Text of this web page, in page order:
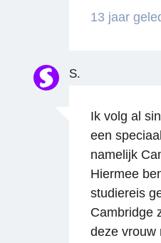
13 jaar
S.
Ik volg al
een
namelijk
Hiermee
studiereis
Cambridge
deze vrouw